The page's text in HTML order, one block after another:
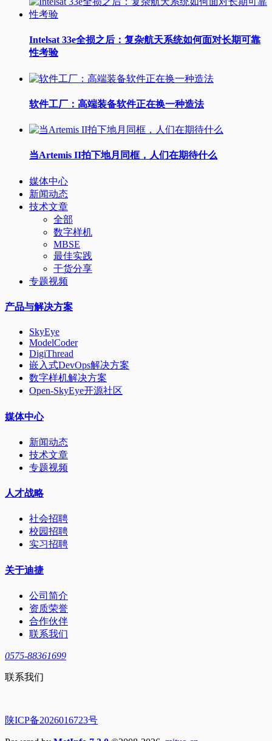
Intelsat 33e全损之后：复杂航天系统如何面对长期可靠
性考验
软件工厂：高端装备软件正在换一种造法
当Artemis II拍下地月同框，人们在期待什么
媒体中心
新闻动态
技术文章
全部
数字样机
MBSE
最佳实践
干货分享
专题视频
产品与解决方案
SkyEye
ModelCoder
DigiThread
嵌入式DevOps解决方案
数字样机解决方案
Open-SkyEye开源社区
媒体中心
新闻动态
技术文章
专题视频
人才战略
社会招聘
校园招聘
实习招聘
关于迪捷
公司简介
资质荣誉
合作伙伴
联系我们
0575-88361699
联系我们
陕ICP备2026016723号